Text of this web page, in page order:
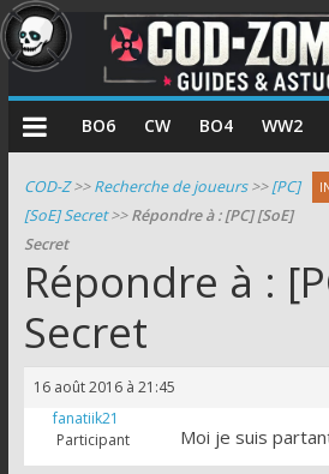
COD
Zombie
Guides
et
astuces
pour
le
zombie
Call
BO6 CW BO4 WW2
COD-Z>>Recherche de joueurs>>[PC]
[SoE] Secret>>Répondre à : [PC] [SoE]
Secret
Répondre à :
Secret
16 août 2016 à 21:45
fanatiik21
Participant
Moi je suis